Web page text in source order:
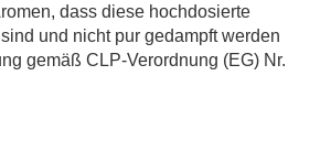
dass diese hochdosierte
und nicht pur gedampft werden
gemäß CLP-Verordnung (EG) Nr.